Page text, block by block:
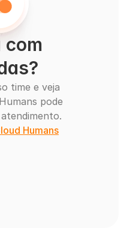
com
time e veja
pode
Humans